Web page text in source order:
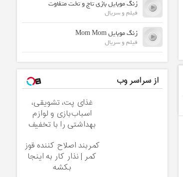
زنگ موبایل بازی تاج و تخت متفاوت
فیلم و سریال
زنگ موبایل Mom Mom
فیلم و سریال
از سراسر وب
غذای پت، تشویقی،
اسباب‌بازی و لوازم
بهداشتی را با تخفیف
کمربند اصلاح کننده قوز
کمر | نذار کار به اینجا
بکشه